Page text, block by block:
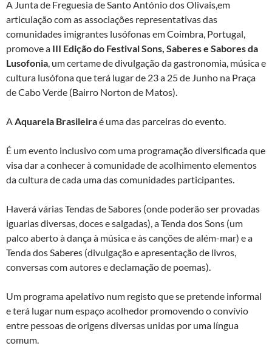
A Junta de Freguesia de Santo António dos Olivais,em
articulação com as associações representativas das
comunidades imigrantes lusófonas em Coimbra, Portugal,
promove a III Edição do Festival Sons, Saberes e Sabores da
Lusofonia , um certame de divulgação da gastronomia, música e
cultura lusófona que terá lugar de 23 a 25 de Junho na Praça
de Cabo Verde (Bairro Norton de Matos).
A Aquarela Brasileiraé uma das parceiras do evento.
É um evento inclusivo com uma programação diversificada que
visa dar a conhecer à comunidade de acolhimento elementos
da cultura de cada uma das comunidades participantes.
Haverá várias Tendas de Sabores (onde poderão ser provadas
iguarias diversas, doces e salgadas), a Tenda dos Sons (um
palco aberto à dança à música e às canções de além-mar) e a
Tenda dos Saberes (divulgação e apresentação de livros,
conversas com autores e declamação de poemas).
Um programa apelativo num registo que se pretende informal
e terá lugar num espaço acolhedor promovendo o convívio
entre pessoas de origens diversas unidas por uma língua
comum.